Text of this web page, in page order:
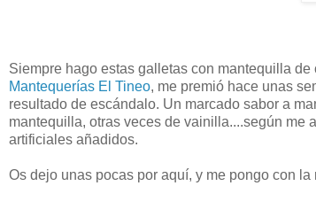
Siempre hago estas galletas con mantequilla
Mantequerías El Tineo, me premió hace unas
resultado de escándalo. Un marcado sabor a
mantequilla, otras veces de vainilla....según me
artificiales añadidos.
Os dejo unas pocas por aquí, y me pongo con